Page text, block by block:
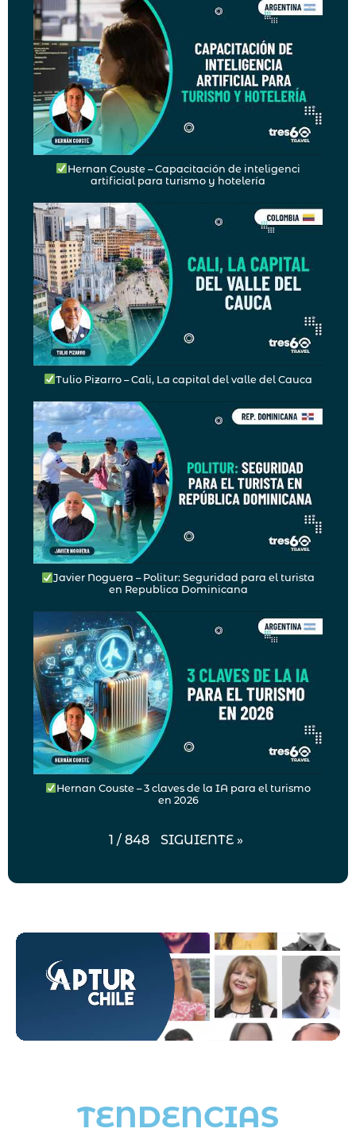
Hernan Couste – Capacitación de inteligenci
artificial para turismo y hotelería
Tulio Pizarro – Cali, La capital del valle del Cauca
Javier Noguera – Politur: Seguridad para el turista
en Republica Dominicana
Hernan Couste – 3 claves de la IA para el turismo
en 2026
1 / 848 SIGUIENTE »
TENDENCIAS